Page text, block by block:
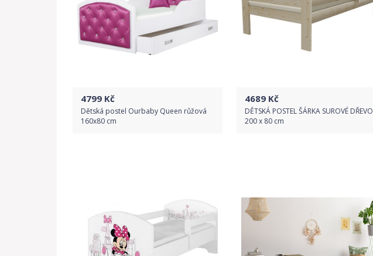
4799 Kč
Dětská postel Ourbaby Queen růžová
160x80 cm
4689 Kč
DĚTSKÁ POSTEL ŠÁRKA SUROVÉ DŘEVO
200 x 80 cm